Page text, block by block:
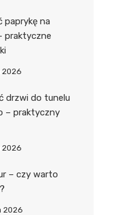
paprykę na
praktyczne
2026
drzwi do tunelu
– praktyczny
2026
– czy warto
2026